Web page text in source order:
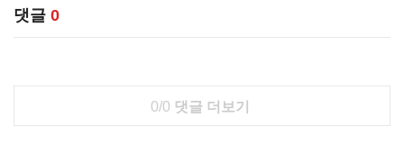
댓글 0
0/0 댓글 더보기